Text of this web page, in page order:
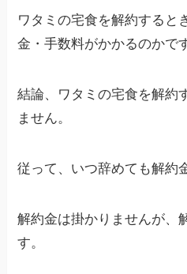
ワタミの宅食を解約すると
金・手数料がかかるのかで
結論、ワタミの宅食を解約
ません。
従って、いつ辞めても解約
解約金は掛かりませんが、
す。